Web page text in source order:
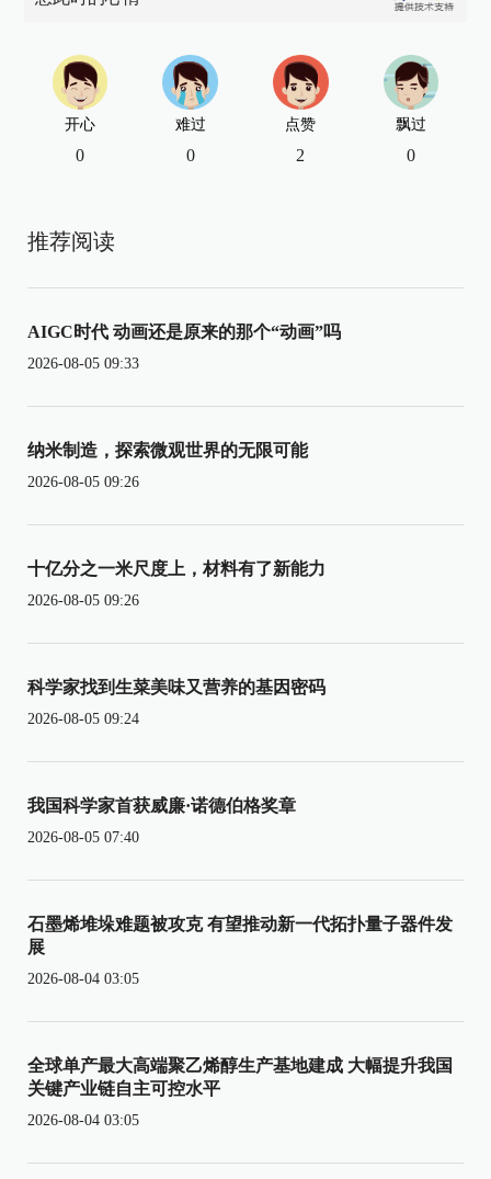
开心
0
难过
0
点赞
2
飘过
0
推荐阅读
AIGC时代 动画还是原来的那个“动画”吗
2026-08-05 09:33
纳米制造，探索微观世界的无限可能
2026-08-05 09:26
十亿分之一米尺度上，材料有了新能力
2026-08-05 09:26
科学家找到生菜美味又营养的基因密码
2026-08-05 09:24
我国科学家首获威廉·诺德伯格奖章
2026-08-05 07:40
石墨烯堆垛难题被攻克 有望推动新一代拓扑量子器件发
展
2026-08-04 03:05
全球单产最大高端聚乙烯醇生产基地建成 大幅提升我国
关键产业链自主可控水平
2026-08-04 03:05